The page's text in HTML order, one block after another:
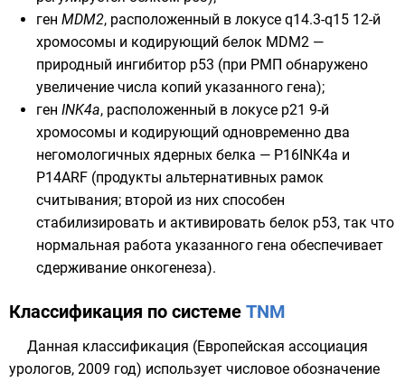
ген MDM2, расположенный в локусе q14.3-q15 12-й
хромосомы и кодирующий белок MDM2 —
природный ингибитор p53 (при РМП обнаружено
увеличение числа копий указанного гена);
ген INK4a, расположенный в локусе p21 9-й
хромосомы и кодирующий одновременно два
негомологичных ядерных белка — P16INK4a и
P14ARF (продукты альтернативных рамок
считывания; второй из них способен
стабилизировать и активировать белок p53, так что
нормальная работа указанного гена обеспечивает
сдерживание онкогенеза).
Классификация по системе TNM
Данная классификация (Европейская ассоциация
урологов, 2009 год) использует числовое обозначение